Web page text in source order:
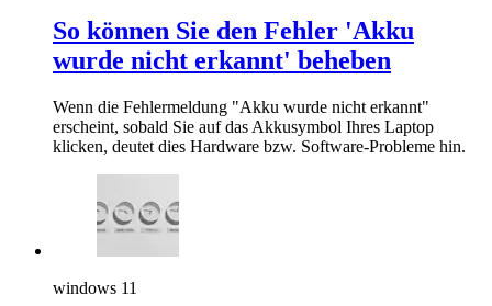
So können Sie den Fehler 'Akku
wurde nicht erkannt' beheben
Wenn die Fehlermeldung "Akku wurde nicht erkannt"
erscheint, sobald Sie auf das Akkusymbol Ihres Laptop
klicken, deutet dies Hardware bzw. Software-Probleme hin.
windows 11